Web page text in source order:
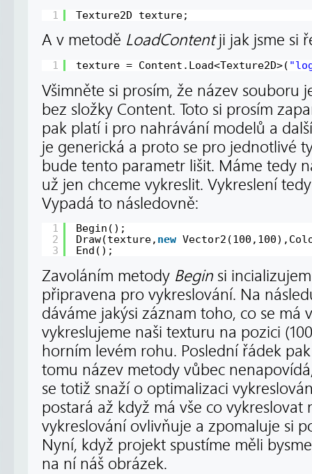
1 Texture2D texture;
A v metodě LoadContentji jak jsme si
1 texture = Content.Load<Texture2D>(
Všimněte si prosím, že název souboru
bez složky Content. Toto si prosím
pak platí i pro nahrávání modelů a
je generická a proto se pro jednotlivé
bude tento parametr lišit. Máme tedy
už jen chceme vykreslit. Vykreslení
Vypadá to následovně:
1
2
3
Begin();
Draw(texture, new
End();
Zavoláním metody Begin si
připravena pro vykreslování. Na
dáváme jakýsi záznam toho, co se má
vykreslujeme naši texturu na pozici
horním levém rohu. Poslední řádek
tomu název metody vůbec
se totiž snaží o optimalizaci
postará až když má vše co vykreslovat
vykreslování ovlivňuje a zpomaluje si
Nyní, když projekt spustíme měli
na ní náš obrázek.